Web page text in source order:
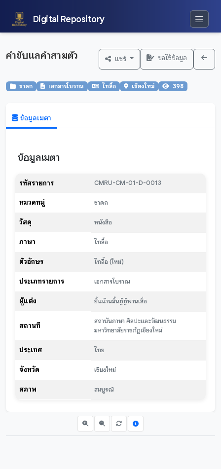
Digital Repository
คำขับแลคำสามตัว แชร์ ขอใช้ข้อมูล
ชาดก เอกสารโบราณ ไทลื้อ เชียงใหม่ 398
ข้อมูลเมตา
ข้อมูลเมตา
รหัสรายการ CMRU-CM-01-D-0013
หมวดหมู่ ชาดก
วัสดุ หนังสือ
ภาษา ไทลื้อ
ตัวอักษร ไทลื้อ (ใหม่)
ประเภทรายการ เอกสารโบราณ
ผู้แต่ง ยิ้นน้านมิ้นซู้ซู้พานเสิ่อ
สถานที่
สถาบันภาษา ศิลปะและวัฒนธรรม
มหาวิทยาลัยราชภัฏเชียงใหม่
ประเทศ ไทย
จังหวัด เชียงใหม่
สภาพ สมบูรณ์